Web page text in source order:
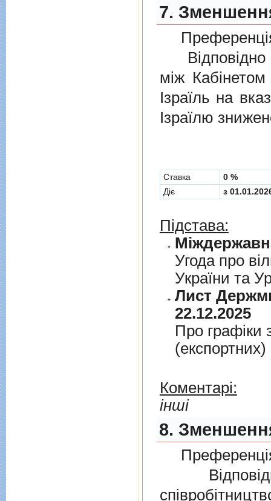
7.
Відповідно
мiж Кабінетом
Ізраїль на
Ізраїлю
Cтавка
0 %
Діє
з
Підстава:
Угода про
України та
Лист
22.12.2025
Про графiки
Коментарі:
інші
8.